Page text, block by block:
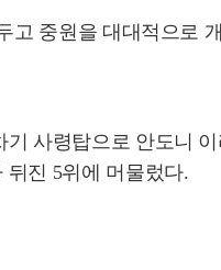
고 중원을 대대적으로
사령탑으로 안도니
뒤진 5위에 머물렀다.